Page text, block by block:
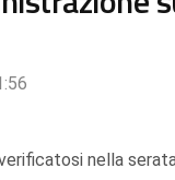
nella